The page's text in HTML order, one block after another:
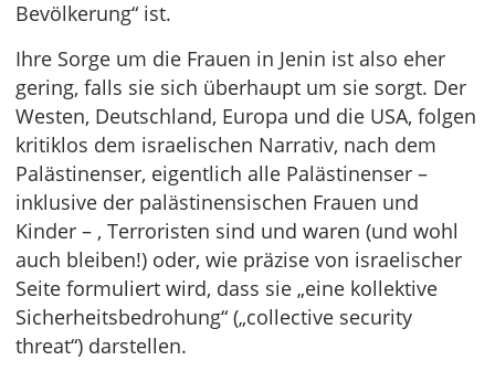
Bevölkerung“ ist.
Ihre Sorge um die Frauen in Jenin ist also eher
gering, falls sie sich überhaupt um sie sorgt. Der
Westen, Deutschland, Europa und die USA, folgen
kritiklos dem israelischen Narrativ, nach dem
Palästinenser, eigentlich alle Palästinenser –
inklusive der palästinensischen Frauen und
Kinder – , Terroristen sind und waren (und wohl
auch bleiben!) oder, wie präzise von israelischer
Seite formuliert wird, dass sie „eine kollektive
Sicherheitsbedrohung“ („collective security
threat“) darstellen.